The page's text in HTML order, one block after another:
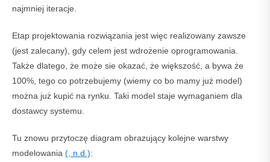
najmniej iteracje.
Etap projektowania rozwiązania jest więc realizowany zawsze
(jest zalecany), gdy celem jest wdrożenie oprogramowania.
Także dlatego, że może sie okazać, że większość, a bywa że
100%, tego co potrzebujemy (wiemy co bo mamy już model)
można już kupić na rynku. Taki model staje wymaganiem dla
dostawcy systemu.
Tu znowu przytoczę diagram obrazujący kolejne warstwy
modelowania (, n.d.):